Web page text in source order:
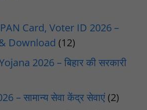
Card, Voter ID 2026 –
Download (12)
2026 – बिहार की सरकारी
– सामान्य सेवा केंद्र सेवाएं (2)